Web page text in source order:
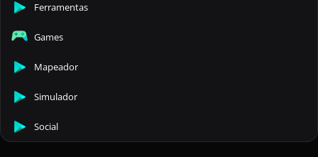
Ferramentas
Games
Mapeador
Simulador
Social